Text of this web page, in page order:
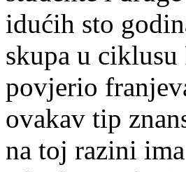
idućih sto
skupa u
povjerio
ovakav tip
na toj razini